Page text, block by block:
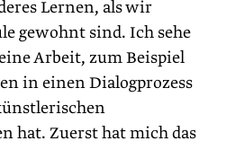
Lernen, als wir
gewohnt sind. Ich sehe
Arbeit, zum Beispiel
in einen ­Dialogprozess
hat. Zuerst hat mich das